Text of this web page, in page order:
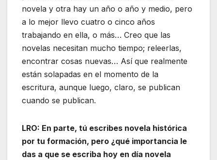
novela y otra hay un año o año y medio, pero
a lo mejor llevo cuatro o cinco años
trabajando en ella, o más… Creo que las
novelas necesitan mucho tiempo; releerlas,
encontrar cosas nuevas… Así que realmente
están solapadas en el momento de la
escritura, aunque luego, claro, se publican
cuando se publican.
LRO: En parte, tú escribes novela histórica
por tu formación, pero ¿qué importancia le
das a que se escriba hoy en día novela